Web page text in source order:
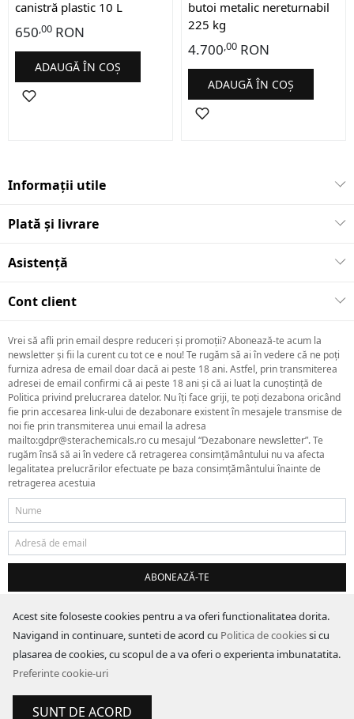
Acest site foloseste cookies pentru a va oferi functionalitatea dorita.
Navigand in continuare, sunteti de acord cu Politica de cookiessi cu
plasarea de cookies, cu scopul de a va oferi o experienta imbunatatita.
Preferinte cookie-uri
SUNT DE ACORD
canistră plastic 10 L
650,00 RON
ADAUGĂ ÎN COȘ
butoi metalic nereturnabil
225 kg
4.700,00 RON
ADAUGĂ ÎN COȘ
Informații utile
Plată și livrare
Asistență
Cont client
Vrei să afli prin email despre reduceri și promoții? Abonează-te acum la
newsletter și fii la curent cu tot ce e nou! Te rugăm să ai în vedere că ne poți
furniza adresa de email doar dacă ai peste 18 ani. Astfel, prin transmiterea
adresei de email confirmi că ai peste 18 ani și că ai luat la cunoștință de
Politica privind prelucrarea datelor. Nu îți face griji, te poți dezabona oricând
fie prin accesarea link-ului de dezabonare existent în mesajele transmise de
noi fie prin transmiterea unui email la adresa
mailto:gdpr@sterachemicals.ro cu mesajul “Dezabonare newsletter”. Te
rugăm însă să ai în vedere că retragerea consimțământului nu va afecta
legalitatea prelucrărilor efectuate pe baza consimțământului înainte de
retragerea acestuia
ABONEAZĂ-TE